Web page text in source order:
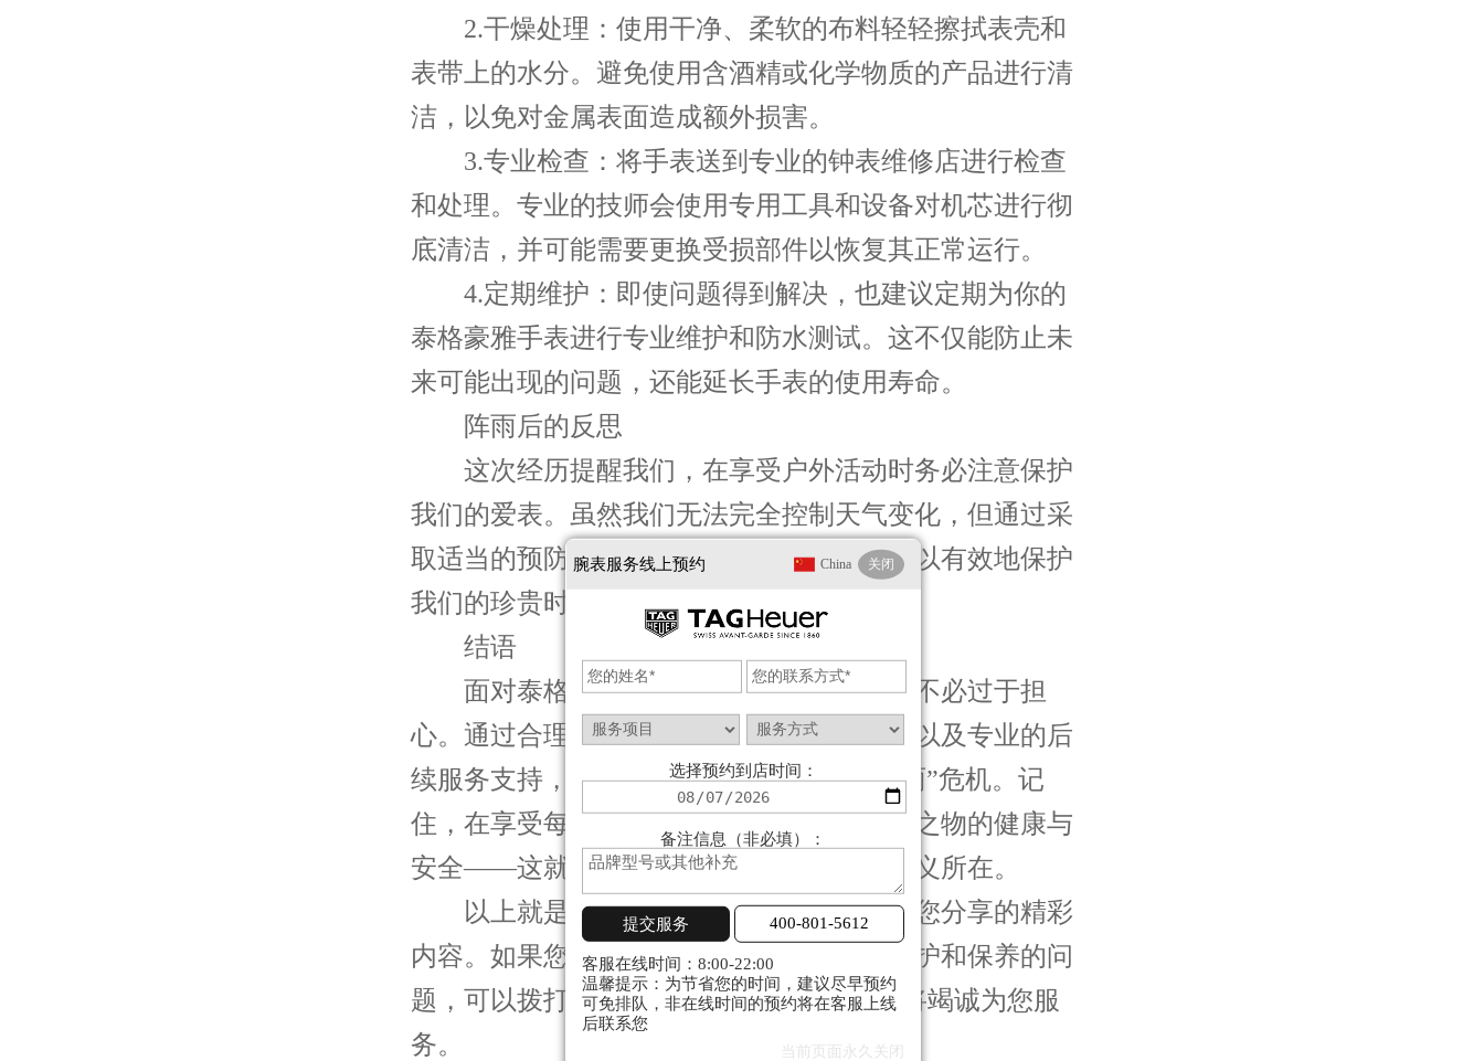
2.干燥处理：使用干净、柔软的布料轻轻擦拭表壳和
表带上的水分。避免使用含酒精或化学物质的产品进行清
洁，以免对金属表面造成额外损害。
3.专业检查：将手表送到专业的钟表维修店进行检查
和处理。专业的技师会使用专用工具和设备对机芯进行彻
底清洁，并可能需要更换受损部件以恢复其正常运行。
4.定期维护：即使问题得到解决，也建议定期为你的
泰格豪雅手表进行专业维护和防水测试。这不仅能防止未
来可能出现的问题，还能延长手表的使用寿命。
阵雨后的反思
这次经历提醒我们，在享受户外活动时务必注意保护
我们的爱表。虽然我们无法完全控制天气变化，但通过采
取适当的预防措施和及时应对策略，我们可以有效地保护
我们的珍贵时间计时器免受自然界的侵扰。
结语
面对泰格豪雅手表机芯生锈的情况，并不必过于担
心。通过合理的预防措施、正确的应急处理以及专业的后
续服务支持，我们可以轻松地度过这场“阵雨”危机。记
住，在享受每一刻的同时也要关注我们所爱之物的健康与
安全——这就是我们追求精准时间背后的意义所在。
以上就是 北京泰格豪雅保养服务中心为您分享的精彩
内容。如果您还有其他关于泰格豪雅手表维护和保养的问
题，可以拨打页面400电话进行咨询，我们将竭诚为您服
务。
腕表服务线上预约 China 关闭
选择预约到店时间：
备注信息（非必填）：
提交服务 400-801-5612
客服在线时间：8:00-22:00
温馨提示：为节省您的时间，建议尽早预约
可免排队，非在线时间的预约将在客服上线
后联系您
当前页面永久关闭